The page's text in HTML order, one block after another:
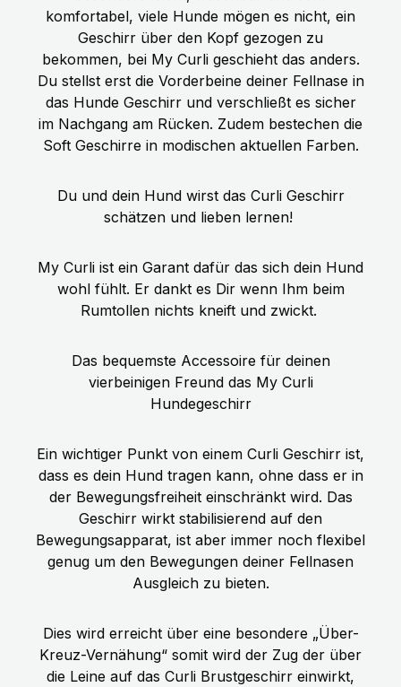
hechelnden Hund.
ZUTATEN: Frisches Pferdefleisch, -
herz, -lunge, -magen, -leber (70%),
Brühe (24,7%), Zucchini (2%),
Karotten (2%), Apfel (0,5%),
Mineralstoffe, Leinöl (0,2%),
Bockshornklee, Löwenzahn,
Flohsamen, Spinat, Rosmarin
Technologische Zusatzstoffe: keine
komfortabel, viele Hunde mögen es nicht, ein
Geschirr über den Kopf gezogen zu
bekommen, bei My Curli geschieht das anders.
Du stellst erst die Vorderbeine deiner Fellnase in
das Hunde Geschirr und verschließt es sicher
im Nachgang am Rücken. Zudem bestechen die
Soft Geschirre in modischen aktuellen Farben.
Du und dein Hund wirst das Curli Geschirr
schätzen und lieben lernen!
My Curli ist ein Garant dafür das sich dein Hund
wohl fühlt. Er dankt es Dir wenn Ihm beim
Rumtollen nichts kneift und zwickt.
Das bequemste Accessoire für deinen
vierbeinigen Freund das My Curli
Hundegeschirr
Ein wichtiger Punkt von einem Curli Geschirr ist,
dass es dein Hund tragen kann, ohne dass er in
der Bewegungsfreiheit einschränkt wird. Das
Geschirr wirkt stabilisierend auf den
Bewegungsapparat, ist aber immer noch flexibel
genug um den Bewegungen deiner Fellnasen
Ausgleich zu bieten.
Dies wird erreicht über eine besondere „Über-
Kreuz-Vernähung“ somit wird der Zug der über
die Leine auf das Curli Brustgeschirr einwirkt,